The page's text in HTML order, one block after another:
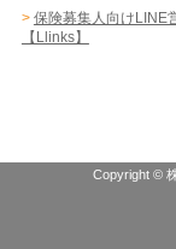
> 保険募集人向けLINE
【Llinks】
Copyright ©